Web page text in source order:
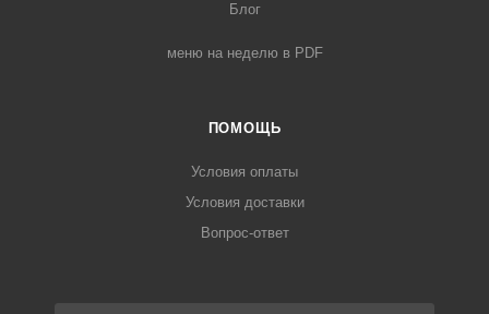
Блог
меню на неделю в PDF
ПОМОЩЬ
Условия оплаты
Условия доставки
Вопрос-ответ